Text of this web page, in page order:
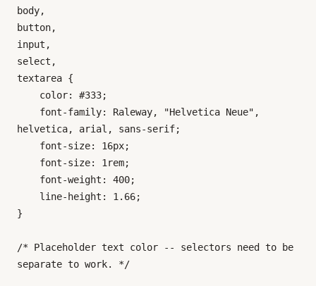
body,
button,
input,
select,
textarea {
helvetica, arial, sans-serif;
}
/* Placeholder text color -- selectors need to be
separate to work. */